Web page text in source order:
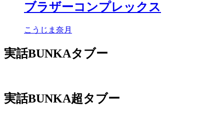
ブラザーコンプレックス
こうじま奈月
実話BUNKAタブー
実話BUNKA超タブー